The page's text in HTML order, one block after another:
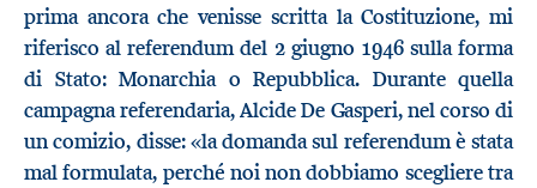
prima ancora che venisse scritta la Costituzione, mi
riferisco al referendum del 2 giugno 1946 sulla forma
di Stato: Monarchia o Repubblica. Durante quella
campagna referendaria, Alcide De Gasperi, nel corso di
un comizio, disse: «la domanda sul referendum è stata
mal formulata, perché noi non dobbiamo scegliere tra